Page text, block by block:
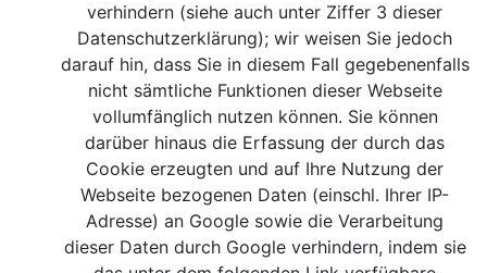
verhindern (siehe auch unter Ziffer 3 dieser
Datenschutzerklärung); wir weisen Sie jedoch
darauf hin, dass Sie in diesem Fall gegebenenfalls
nicht sämtliche Funktionen dieser Webseite
vollumfänglich nutzen können. Sie können
darüber hinaus die Erfassung der durch das
Cookie erzeugten und auf Ihre Nutzung der
Webseite bezogenen Daten (einschl. Ihrer IP-
Adresse) an Google sowie die Verarbeitung
dieser Daten durch Google verhindern, indem sie